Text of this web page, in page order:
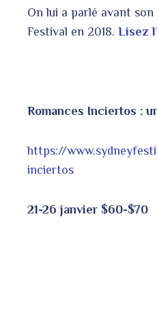
On lui a parlé avant
Festival en 2018. Lisez
Romances Inciertos :
https://
inciertos
21-26 janvier $60-$70